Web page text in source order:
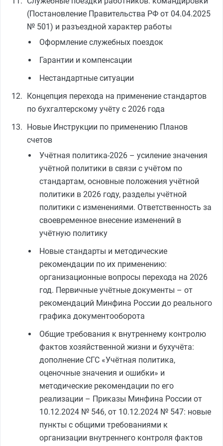
(Постановление Правительства РФ от 04.04.2025
№ 501) и разъездной характер работы
Оформление служебных поездок
Гарантии и компенсации
Нестандартные ситуации
Концепция перехода на применение стандартов
по бухгалтерскому учёту с 2026 года
Новые Инструкции по применению Планов
счетов
Учётная политика-2026 – усиление значения
учётной политики в связи с учётом по
стандартам, основные положения учётной
политики в 2026 году, разделы учётной
политики с изменениями. Ответственность за
своевременное внесение изменений в
учётную политику
Новые стандарты и методические
рекомендации по их применению:
организационные вопросы перехода на 2026
год. Первичные учётные документы – от
рекомендаций Минфина России до реального
графика документооборота
Общие требования к внутреннему контролю
фактов хозяйственной жизни и бухучёта:
дополнение СГС «Учётная политика,
оценочные значения и ошибки» и
методические рекомендации по его
реализации – Приказы Минфина России от
10.12.2024 № 546, от 10.12.2024 № 547: новые
пункты с общими требованиями к
организации внутреннего контроля фактов